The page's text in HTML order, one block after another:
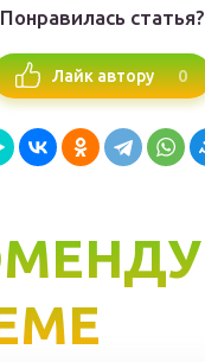
Понравилась статья?
Лайк автору 0